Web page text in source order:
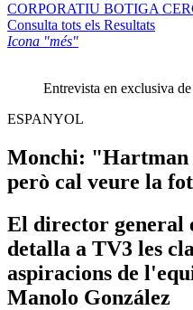
CORPORATIU BOTIGA
Consulta tots els Resultats
Icona "més"
Entrevista en exclusiva
ESPANYOL
Monchi: "Hartman
però cal veure la
El director general
detalla a TV3 les
aspiracions de
Manolo González